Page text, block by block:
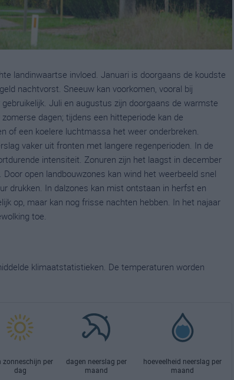
landinwaartse invloed. Januari is doorgaans de koudste
nachtvorst. Sneeuw kan voorkomen, vooral bij
Juli en augustus zijn doorgaans de warmste
dagen; tijdens een hitteperiode kan de
of een koelere luchtmassa het weer onderbreken.
vaker uit fronten met langere regenperioden. In de
intensiteit. Zonuren zijn het laagst in december
open landbouwzones kan wind het weerbeeld snel
drukken. In dalzones kan mist ontstaan in herfst en
op, maar kan nog frisse nachten hebben. In het najaar
toe.
klimaatstatistieken. De temperaturen worden
zonneschijn per
dag
dagen neerslag per
maand
hoeveelheid neerslag per
maand